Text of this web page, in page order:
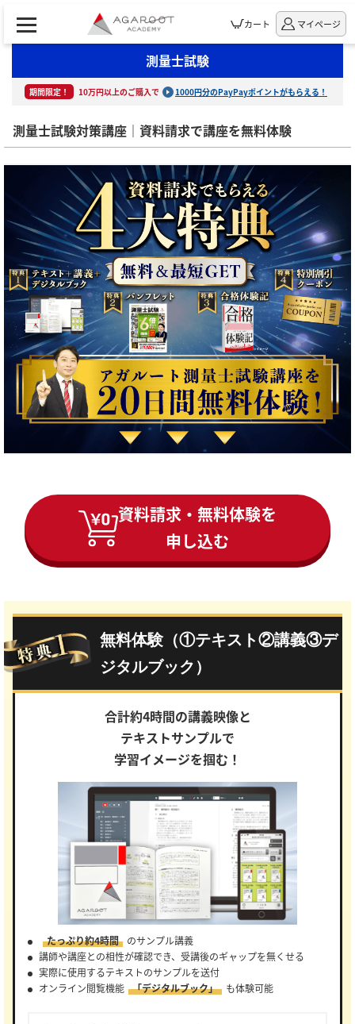
カート マイページ
測量士試験
期間限定！ 10万円以上のご購入で 1000円分のPayPayポイントがもらえる！
測量士試験対策講座｜資料請求で講座を無料体験
資料請求・無料体験を
申し込む
無料体験（①テキスト②講義③デ
ジタルブック）
合計約4時間の講義映像と
テキストサンプルで
学習イメージを掴む！
たっぷり約4時間
のサンプル講義
講師や講座との相性が確認でき、受講後のギャップを無くせる
実際に使用するテキストのサンプルを送付
オンライン閲覧機能 「デジタルブック」 も体験可能